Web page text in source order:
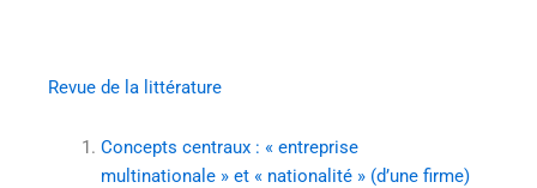
Revue de la littérature
Concepts centraux : « entreprise
multinationale » et « nationalité » (d’une firme)